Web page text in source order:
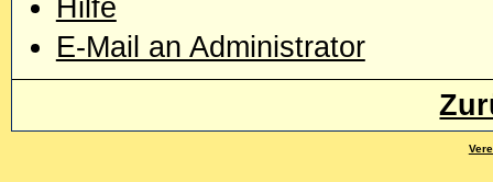
Hilfe
E-Mail an Administrator